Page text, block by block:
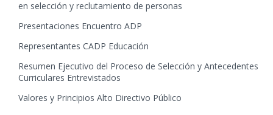
en selección y reclutamiento de personas
Presentaciones Encuentro ADP
Representantes CADP Educación
Resumen Ejecutivo del Proceso de Selección y Antecedentes
Curriculares Entrevistados
Valores y Principios Alto Directivo Público